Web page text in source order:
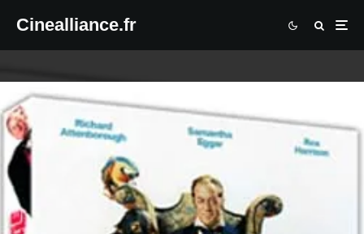
Cinealliance.fr